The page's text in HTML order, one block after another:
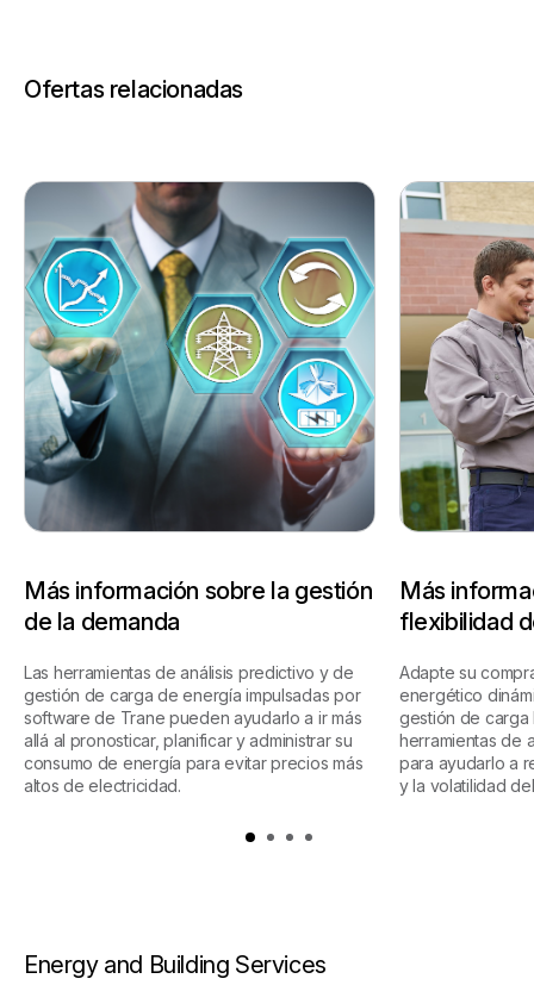
Ofertas relacionadas
Más información sobre la gestión
de la demanda
Las herramientas de análisis predictivo y de
gestión de carga de energía impulsadas por
software de Trane pueden ayudarlo a ir más
allá al pronosticar, planificar y administrar su
consumo de energía para evitar precios más
altos de electricidad.
Más
flexibilidad
Adapte su
energético
gestión de carga
herramientas de
para ayudarlo a
y la volatilidad
Energy and Building Services